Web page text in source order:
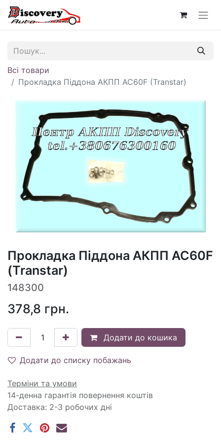
Всі товари
Прокладка Піддона АКПП AC60F (Transtar)
Прокладка Піддона АКПП AC60F
(Transtar)
148300
378,8 грн.
Додати до кошика
Додати до списку побажань
Терміни та умови
14-денна гарантія повернення коштів
Доставка: 2-3 робочих дні